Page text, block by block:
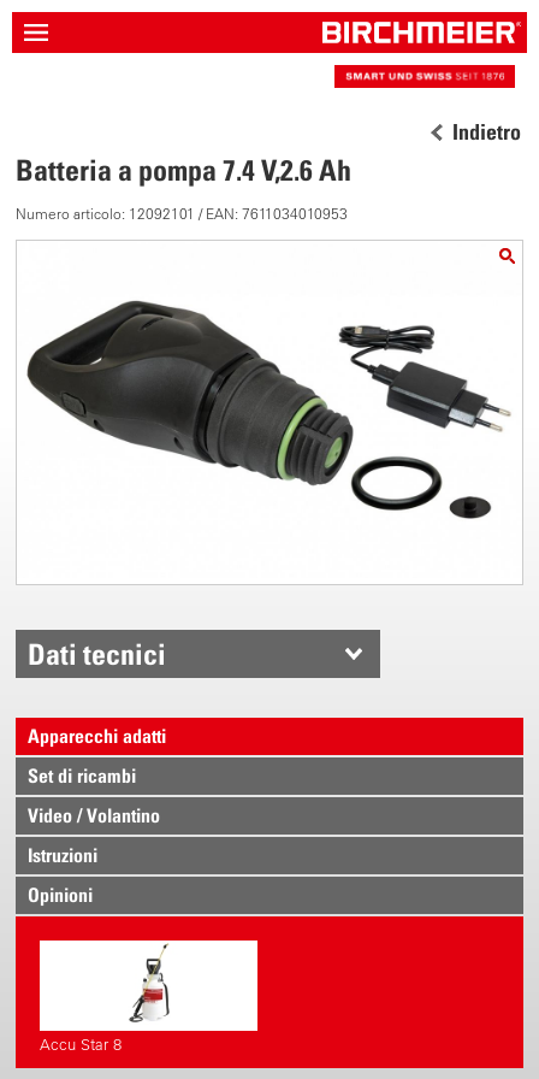
Indietro
Batteria a pompa 7.4 V,2.6 Ah
Numero articolo: 12092101 / EAN: 7611034010953
Dati tecnici
Apparecchi adatti
Set di ricambi
Video / Volantino
Istruzioni
Opinioni
Accu Star 8